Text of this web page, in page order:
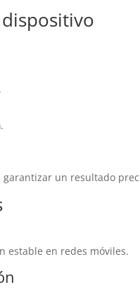
.
.
garantizar un resultado
estable en redes móviles.